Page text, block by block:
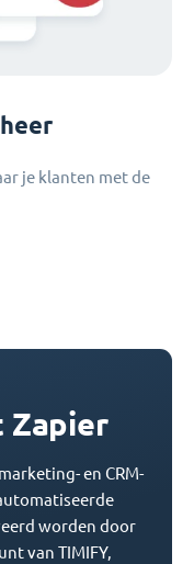
je klanten met de
Zapier
en CRM-
worden door
van TIMIFY,